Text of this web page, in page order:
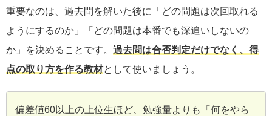
重要なのは、過去問を解いた後に「どの問題は次回取れる
ようにするのか」「どの問題は本番でも深追いしないの
か」を決めることです。 過去問は合否判定だけでなく、得
点の取り方を作る教材として使いましょう。
偏差値60以上の上位生ほど、勉強量よりも「何をやら